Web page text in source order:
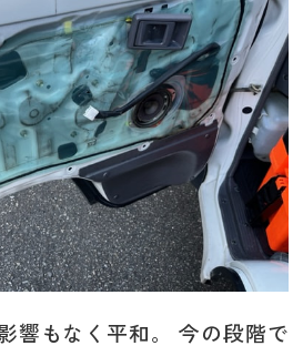
響もなく平和。 今の段階で